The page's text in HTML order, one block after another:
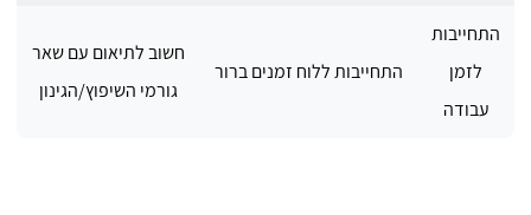
התחייבות
לזמן
עבודה
התחייבות ללוח זמנים ברור
חשוב לתיאום עם שאר
גורמי השיפוץ/הגינון